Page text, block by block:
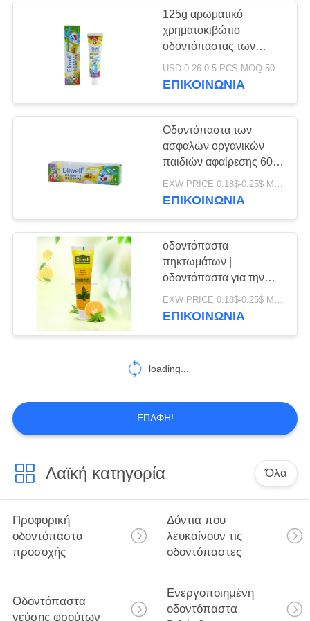
Μασητή ταμπλέτα
οδοντόπαστας
Δόντια που
λευκαίνουν τις
ταμπλέτες
42
Προφορικό
προσοχής
25
Προφορικές
οδοντόβουρτσες
προσοχής
88
125g αρωματικό
χρηματοκιβώτιο
οδοντόπαστας των
παιδιών οδοντόπαστας
γόμμας φυσαλίδων
ΕΠΙΚΟΙΝΩΝΊΑ
Οδοντόπαστα των
ασφαλών οργανικών
παιδιών αφαίρεσης 60G
κοιλοτήτων για πέρα
από το δέκα μηνών
EXW PRICE 0.18$-0.25$ MOQ:500pcs-30000pcs
ΕΠΙΚΟΙΝΩΝΊΑ
οδοντόπαστα
πηκτωμάτων |
οδοντόπαστα για την
κακή αναπνοή |
οδοντόπαστα φθοριδίου
EXW PRICE 0.18$-0.25$ MOQ:500pcs-30000pcs
ΕΠΙΚΟΙΝΩΝΊΑ
loading...
ΕΠΑΦΉ!
Λαϊκή κατηγορία Όλα
Προφορική
οδοντόπαστα
προσοχής
Δόντια που
λευκαίνουν τις
οδοντόπαστες
Οδοντόπαστα
γεύσης φρούτων
Ενεργοποιημένη
οδοντόπαστα